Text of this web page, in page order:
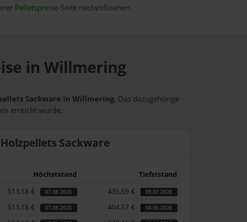
Pelletspreise-Seite nachvollziehen.
in Willmering
Sackware in Willmering. Das dazugehörige
erreicht wurde.
Holzpellets Sackware
Höchststand
Tiefststand
513,18 € 07.08.2026 435,59 € 09.07.2026
513,18 € 07.08.2026 404,57 € 04.06.2026